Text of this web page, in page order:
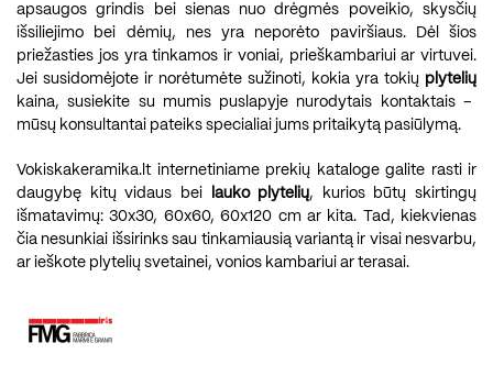
apsaugos grindis bei sienas nuo drėgmės poveikio, skysčių
išsiliejimo bei dėmių, nes yra neporėto paviršiaus. Dėl šios
priežasties jos yra tinkamos ir voniai, prieškambariui ar virtuvei.
Jei susidomėjote ir norėtumėte sužinoti, kokia yra tokių plytelių
kaina, susiekite su mumis puslapyje nurodytais kontaktais –
mūsų konsultantai pateiks specialiai jums pritaikytą pasiūlymą.
Vokiskakeramika.lt internetiniame prekių kataloge galite rasti ir
daugybę kitų vidaus bei
lauko plytelių, kurios būtų skirtingų
išmatavimų: 30x30, 60x60, 60x120 cm ar kita. Tad, kiekvienas
čia nesunkiai išsirinks sau tinkamiausią variantą ir visai nesvarbu,
ar ieškote plytelių svetainei, vonios kambariui ar terasai.